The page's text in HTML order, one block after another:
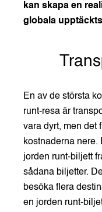
kan skapa en
globala
En av de största
runt-resa är
vara dyrt, men det
kostnaderna nere.
jorden runt-biljett
sådana biljetter.
besöka flera
en jorden runt-